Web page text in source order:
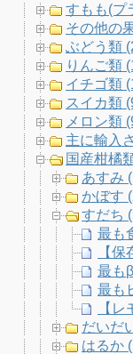
k
すもも(プ
その他の
ぶどう類
りんご類
イチゴ類
スイカ類
メロン類
主に輸入
国産柑橘
あすみ
かぼす
すだち
最も
【
最も
最も
【
だいだ
はるか